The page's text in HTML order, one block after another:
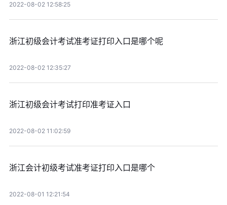
2022-08-02 12:58:25
浙江初级会计考试准考证打印入口是哪个呢
2022-08-02 12:35:27
浙江初级会计考试打印准考证入口
2022-08-02 11:02:59
浙江会计初级考试准考证打印入口是哪个
2022-08-01 12:21:54